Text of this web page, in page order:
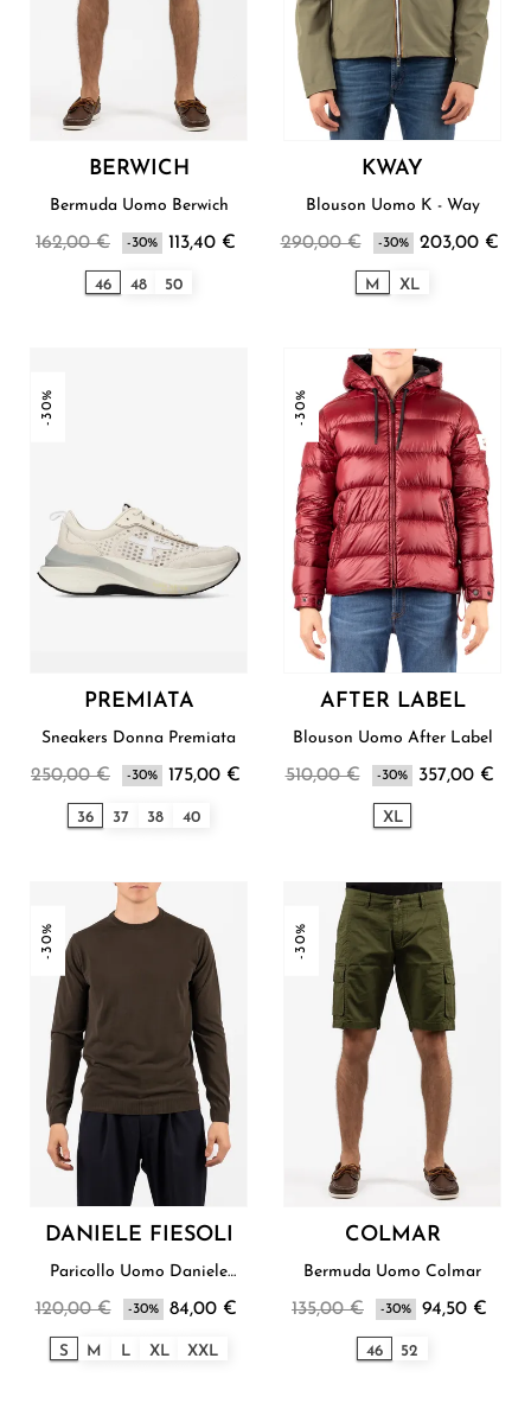
BERWICH
Bermuda Uomo Berwich
162,00 € -30% 113,40 €
46 48 50
KWAY
Blouson Uomo K - Way
290,00 € -30% 203,00 €
M XL
-30%
PREMIATA
Sneakers Donna Premiata
250,00 € -30% 175,00 €
36 37 38 40
-30%
AFTER LABEL
Blouson Uomo After Label
510,00 € -30% 357,00 €
XL
-30%
DANIELE FIESOLI
Paricollo Uomo Daniele
120,00 € -30% 84,00 €
S M L XL XXL
-30%
COLMAR
Bermuda Uomo Colmar
135,00 € -30% 94,50 €
46 52